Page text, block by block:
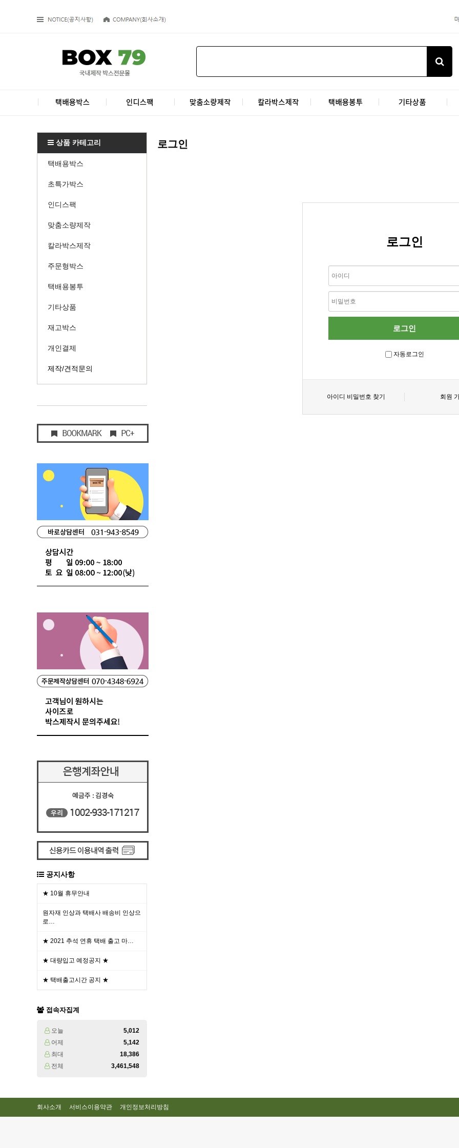
상품 카테고리
택배용박스
초특가박스
인디스팩
맞춤소량제작
칼라박스제작
주문형박스
택배용봉투
기타상품
재고박스
개인결제
제작/견적문의
공지사항
★ 10월 휴무안내
원자재 인상과 택배사 배송비 인상으
로…
★ 2021 추석 연휴 택배 출고 마…
★ 대량입고 예정공지 ★
★ 택배출고시간 공지 ★
접속자집계
오늘
5,012
어제
5,142
최대
18,386
전체
3,461,548
로그인
로그인
자동로그인
아이디 비밀번호 찾기 회원
회사소개 서비스이용약관 개인정보처리방침